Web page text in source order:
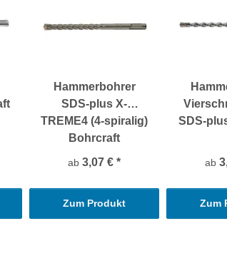
Hammerbohrer
SDS-plus X-
TREME4 (4-spiralig)
Bohrcraft
ab 3,07 € *
Zum Produkt
SDS-
ab
Zum